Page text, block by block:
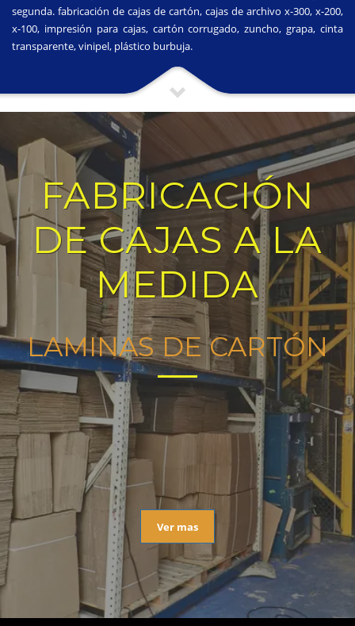
segunda. fabricación de cajas de cartón, cajas de archivo x-300, x-200,
x-100, impresión para cajas, cartón corrugado, zuncho, grapa, cinta
transparente, vinipel, plástico burbuja.
FABRICACIÓN
DE CAJAS A LA
MEDIDA
LAMINAS DE CARTÓN
Ver mas